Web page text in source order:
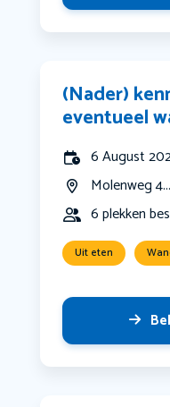
(Nader)
eventueel
6 August
Molenweg 4...
6 plekken
Uit eten